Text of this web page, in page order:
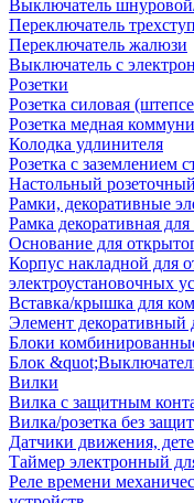
Выключатель
Переключатель
Переключатель жалюзи
Выключатель с
Розетки
Розетка силовая
Розетка медная
Колодка удлинителя
Розетка с заземлением
Настольный
Рамки, декоративные
Рамка декоративная
Основание для
Корпус накладной для
электроустановочных
Вставка/крышка для
Элемент декоративный
Блоки
Блок
Вилки
Вилка с защитным
Вилка/розетка без
Датчики движения,
Таймер электронный
Реле времени